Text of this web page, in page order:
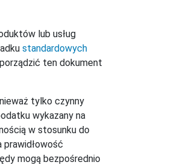
lub usług
standardowych
ten dokument
tylko czynny
wykazany na
w stosunku do
mogą bezpośrednio